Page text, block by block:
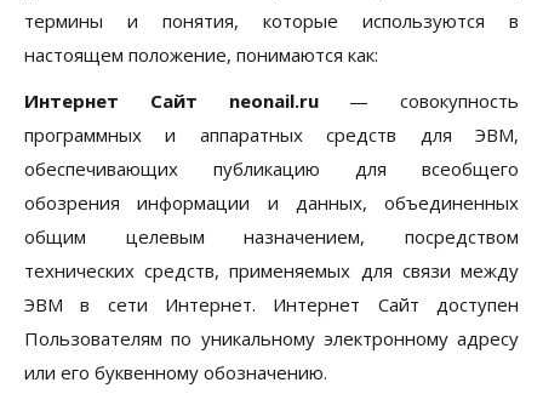
термины и понятия, которые используются в
настоящем положение, понимаются как:
Интернет Сайт
neonail.ru— совокупность
программных и аппаратных средств для ЭВМ,
обеспечивающих публикацию для всеобщего
обозрения информации и данных, объединенных
общим целевым назначением, посредством
технических средств, применяемых для связи между
ЭВМ в сети Интернет. Интернет Сайт доступен
Пользователям по уникальному электронному адресу
или его буквенному обозначению.